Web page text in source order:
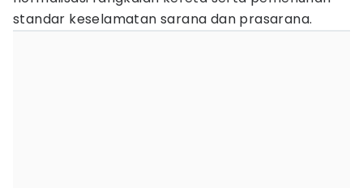
standar keselamatan sarana dan prasarana.